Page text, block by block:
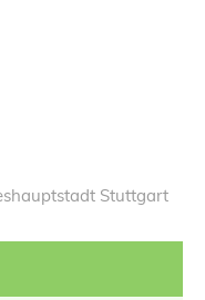
Stuttgart